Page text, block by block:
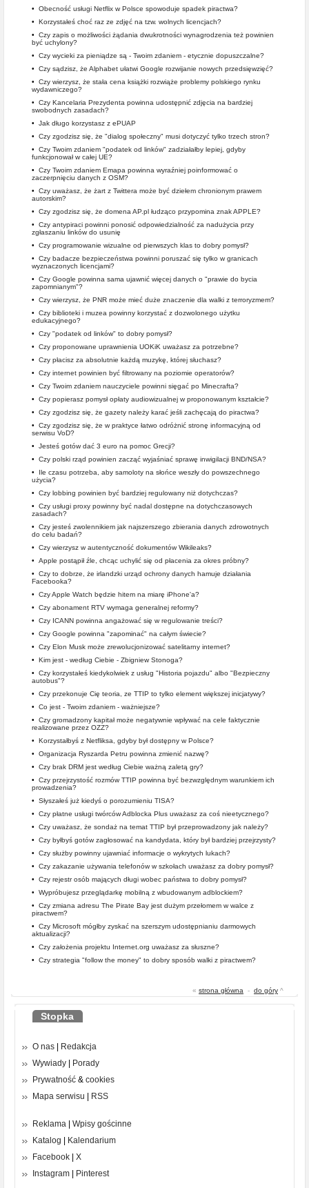
• Obecność usługi Netflix w Polsce spowoduje spadek piractwa?
• Korzystałeś choć raz ze zdjęć na tzw. wolnych licencjach?
• Czy zapis o możliwości żądania dwukrotności wynagrodzenia też powinien
być uchylony?
• Czy wycieki za pieniądze są - Twoim zdaniem - etycznie dopuszczalne?
• Czy sądzisz, że Alphabet ułatwi Google rozwijanie nowych przedsięwzięć?
• Czy wierzysz, że stała cena książki rozwiąże problemy polskiego rynku
wydawniczego?
• Czy Kancelaria Prezydenta powinna udostępnić zdjęcia na bardziej
swobodnych zasadach?
• Jak długo korzystasz z ePUAP
• Czy zgodzisz się, że "dialog społeczny" musi dotyczyć tylko trzech stron?
• Czy Twoim zdaniem "podatek od linków" zadziałałby lepiej, gdyby
funkcjonował w całej UE?
• Czy Twoim zdaniem Emapa powinna wyraźniej poinformować o
zaczerpnięciu danych z OSM?
• Czy uważasz, że żart z Twittera może być dziełem chronionym prawem
autorskim?
• Czy zgodzisz się, że domena AP.pl łudząco przypomina znak APPLE?
• Czy antypiraci powinni ponosić odpowiedzialność za nadużycia przy
zgłaszaniu linków do usunię
• Czy programowanie wizualne od pierwszych klas to dobry pomysł?
• Czy badacze bezpieczeństwa powinni poruszać się tylko w granicach
wyznaczonych licencjami?
• Czy Google powinna sama ujawnić więcej danych o "prawie do bycia
zapomnianym"?
• Czy wierzysz, że PNR może mieć duże znaczenie dla walki z terroryzmem?
• Czy biblioteki i muzea powinny korzystać z dozwolonego użytku
edukacyjnego?
• Czy "podatek od linków" to dobry pomysł?
• Czy proponowane uprawnienia UOKiK uważasz za potrzebne?
• Czy płacisz za absolutnie każdą muzykę, której słuchasz?
• Czy internet powinien być filtrowany na poziomie operatorów?
• Czy Twoim zdaniem nauczyciele powinni sięgać po Minecrafta?
• Czy popierasz pomysł opłaty audiowizualnej w proponowanym kształcie?
• Czy zgodzisz się, że gazety należy karać jeśli zachęcają do piractwa?
• Czy zgodzisz się, że w praktyce łatwo odróżnić stronę informacyjną od
serwisu VoD?
• Jesteś gotów dać 3 euro na pomoc Grecji?
• Czy polski rząd powinien zacząć wyjaśniać sprawę inwigilacji BND/NSA?
• Ile czasu potrzeba, aby samoloty na słońce weszły do powszechnego
użycia?
• Czy lobbing powinien być bardziej regulowany niż dotychczas?
• Czy usługi proxy powinny być nadal dostępne na dotychczasowych
zasadach?
• Czy jesteś zwolennikiem jak najszerszego zbierania danych zdrowotnych
do celu badań?
• Czy wierzysz w autentyczność dokumentów Wikileaks?
• Apple postąpił źle, chcąc uchylić się od płacenia za okres próbny?
• Czy to dobrze, że irlandzki urząd ochrony danych hamuje działania
Facebooka?
• Czy Apple Watch będzie hitem na miarę iPhone'a?
• Czy abonament RTV wymaga generalnej reformy?
• Czy ICANN powinna angażować się w regulowanie treści?
• Czy Google powinna "zapominać" na całym świecie?
• Czy Elon Musk może zrewolucjonizować satelitarny internet?
• Kim jest - według Ciebie - Zbigniew Stonoga?
• Czy korzystałeś kiedykolwiek z usług "Historia pojazdu" albo "Bezpieczny
autobus"?
• Czy przekonuje Cię teoria, ze TTIP to tylko element większej inicjatywy?
• Co jest - Twoim zdaniem - ważniejsze?
• Czy gromadzony kapitał może negatywnie wpływać na cele faktycznie
realizowane przez OZZ?
• Korzystałbyś z Netfliksa, gdyby był dostępny w Polsce?
• Organizacja Ryszarda Petru powinna zmienić nazwę?
• Czy brak DRM jest według Ciebie ważną zaletą gry?
• Czy przejrzystość rozmów TTIP powinna być bezwzględnym warunkiem ich
prowadzenia?
• Słyszałeś już kiedyś o porozumieniu TISA?
• Czy płatne usługi twórców Adblocka Plus uważasz za coś nieetycznego?
• Czy uważasz, że sondaż na temat TTIP był przeprowadzony jak należy?
• Czy byłbyś gotów zagłosować na kandydata, który był bardziej przejrzysty?
• Czy służby powinny ujawniać informacje o wykrytych lukach?
• Czy zakazanie używania telefonów w szkołach uważasz za dobry pomysł?
• Czy rejestr osób mających długi wobec państwa to dobry pomysł?
• Wypróbujesz przeglądarkę mobilną z wbudowanym adblockiem?
• Czy zmiana adresu The Pirate Bay jest dużym przełomem w walce z
piractwem?
• Czy Microsoft mógłby zyskać na szerszym udostępnianiu darmowych
aktualizacji?
• Czy założenia projektu Internet.org uważasz za słuszne?
• Czy strategia "follow the money" to dobry sposób walki z piractwem?
« strona główna - do góry ^
Stopka
O nas
Redakcja
Wywiady
Porady
Prywatność & cookies
Mapa serwisu
RSS
Reklama
Wpisy gościnne
Katalog
Kalendarium
Facebook
X
Instagram
Pinterest